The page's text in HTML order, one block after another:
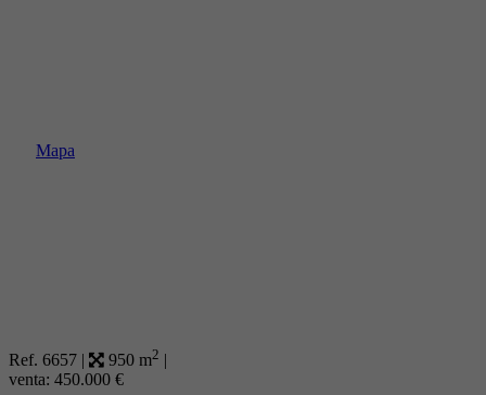
Mapa
Ref. 6657 950 m2 |
venta: 450.000 €